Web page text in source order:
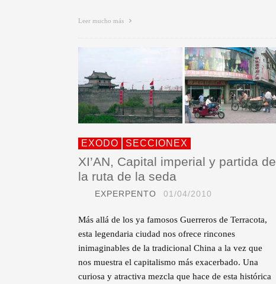
Leer mucho más
EXODO SECCIONEX
XI’AN, Capital imperial y partida de
la ruta de la seda
EXPERPENTO 01/04/2010
Más allá de los ya famosos Guerreros de Terracota,
esta legendaria ciudad nos ofrece rincones
inimaginables de la tradicional China a la vez que
nos muestra el capitalismo más exacerbado. Una
curiosa y atractiva mezcla que hace de esta histórica